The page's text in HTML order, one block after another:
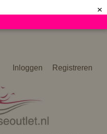
×
Inloggen Registreren